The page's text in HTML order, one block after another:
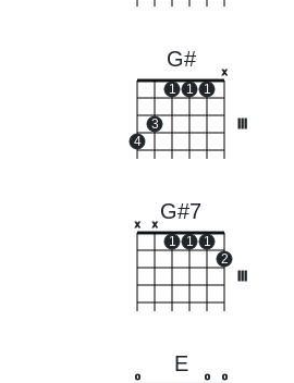
G#
4
3
1 1 1
x
G#7
x x
1 1
1
2
E
o o o